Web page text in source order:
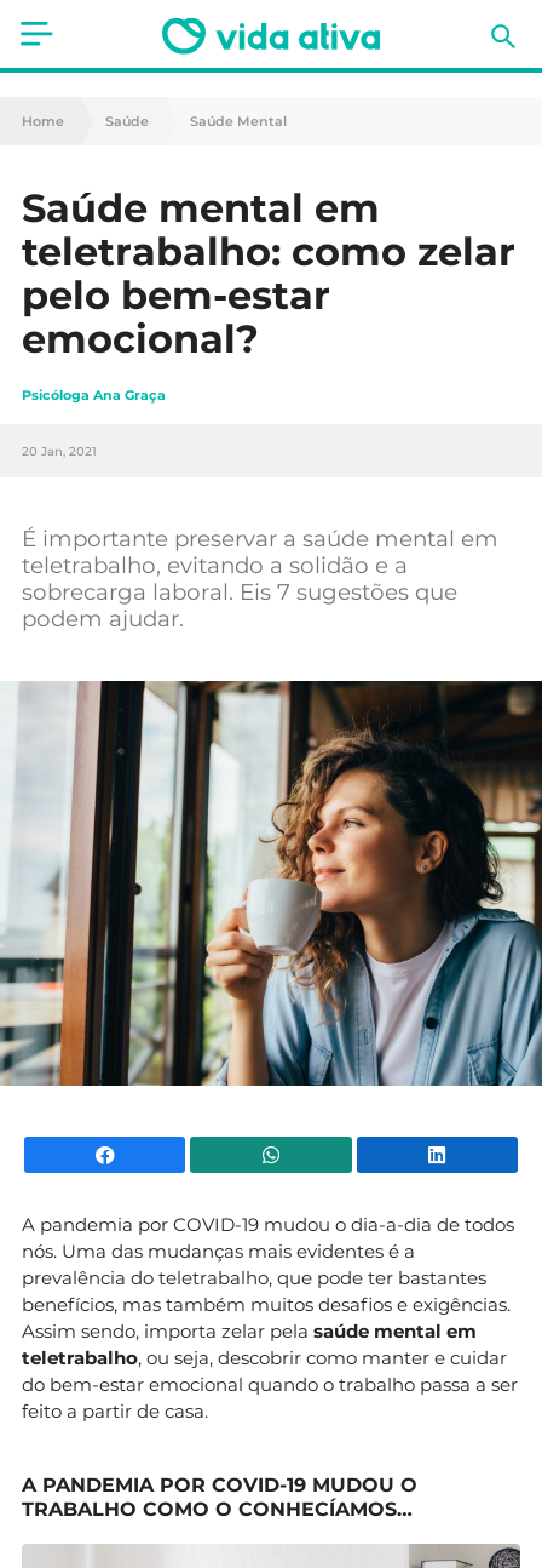
Saúde
Nutrição
Receitas
Fitness
Mães e Bebés
Animais de Estimação
Home Saúde Saúde Mental
Saúde mental em
teletrabalho: como zelar
pelo bem-estar
emocional?
Psicóloga Ana Graça
20 Jan, 2021
É importante preservar a saúde mental em
teletrabalho, evitando a solidão e a
sobrecarga laboral. Eis 7 sugestões que
podem ajudar.
Facebook WhatsApp
A pandemia por COVID-19 mudou o dia-a-dia de todos
nós. Uma das mudanças mais evidentes é a
prevalência do teletrabalho, que pode ter bastantes
benefícios, mas também muitos desafios e exigências.
Assim sendo, importa zelar pela saúde mental em
teletrabalho, ou seja, descobrir como manter e cuidar
do bem-estar emocional quando o trabalho passa a ser
feito a partir de casa.
A PANDEMIA POR COVID-19 MUDOU O
TRABALHO COMO O CONHECÍAMOS…